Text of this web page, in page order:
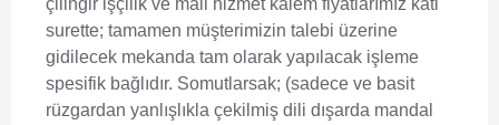
surette; tamamen müşterimizin talebi üzerine
gidilecek mekanda tam olarak yapılacak işleme
spesifik bağlıdır. Somutlarsak; (sadece ve basit
rüzgardan yanlışlıkla çekilmiş dili dışarda mandal